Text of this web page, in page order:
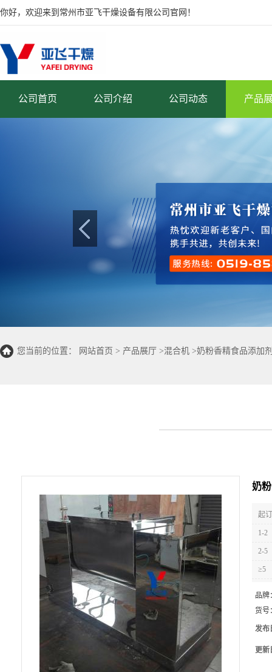
你好，欢迎来到常州市亚飞干燥设备有限公司官网！
公司首页 公司介绍 公司动态 产品
您当前的位置： 网站首页 > 产品展厅 >混合机 >奶粉香精食品添加
奶
起
1-2
2-5
≥5
品牌
货号
发布
更新